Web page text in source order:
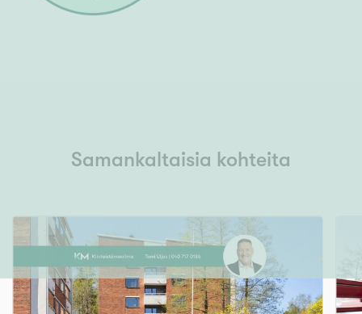
Samankaltaisia kohteita